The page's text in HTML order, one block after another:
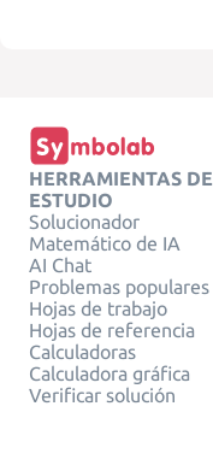
HERRAMIENTAS DE
ESTUDIO
Solucionador
Matemático de IA
AI Chat
Problemas populares
Hojas de trabajo
Hojas de referencia
Calculadoras
Calculadora gráfica
Verificar solución